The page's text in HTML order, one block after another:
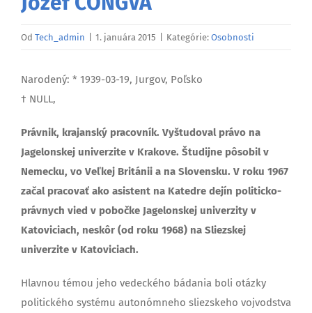
Od Tech_admin 1. januára 2015 Kategórie: Osobnosti
Narodený: * 1939-03-19, Jurgov, Poľsko
† NULL,
Právnik, krajanský pracovník. Vyštudoval právo na
Jagelonskej univerzite v Krakove. Študijne pôsobil v
Nemecku, vo Veľkej Británii a na Slovensku. V roku 1967
začal pracovať ako asistent na Katedre dejín politicko-
právnych vied v pobočke Jagelonskej univerzity v
Katoviciach, neskôr (od roku 1968) na Sliezskej
univerzite v Katoviciach.
Hlavnou témou jeho vedeckého bádania boli otázky
politického systému autonómneho sliezskeho vojvodstva